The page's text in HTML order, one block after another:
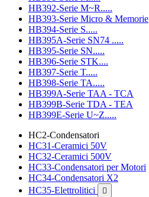
HB392-Serie M~R.....
HB393-Serie Micro & Memorie
HB394-Serie S.....
HB395A-Serie SN74 .....
HB395-Serie SN.....
HB396-Serie STK....
HB397-Serie T.....
HB398-Serie TA.....
HB399A-Serie TAA - TCA
HB399B-Serie TDA - TEA
HB399E-Serie U~Z.....
HC2-Condensatori
HC31-Ceramici 50V
HC32-Ceramici 500V
HC33-Condensatori per Motori
HC34-Condensatori X2
HC35-Elettrolitici
